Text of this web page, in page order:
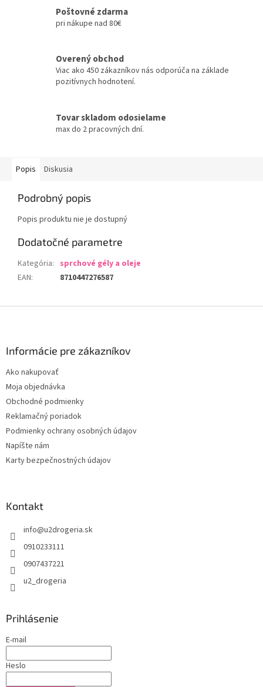
Poštovné zdarma
pri nákupe nad 80€
Overený obchod
Viac ako 450 zákazníkov nás odporúča na základe
pozitívnych hodnotení.
Tovar skladom odosielame
max do 2 pracovných dní.
Popis Diskusia
Podrobný popis
Popis produktu nie je dostupný
Dodatočné parametre
Kategória: sprchové gély a oleje
EAN: 8710447276587
Informácie pre zákazníkov
Ako nakupovať
Moja objednávka
Obchodné podmienky
Reklamačný poriadok
Podmienky ochrany osobných údajov
Napíšte nám
Karty bezpečnostných údajov
Kontakt
info@u2drogeria.sk
0910233111
0907437221
u2_drogeria
Prihlásenie
E-mail
Heslo